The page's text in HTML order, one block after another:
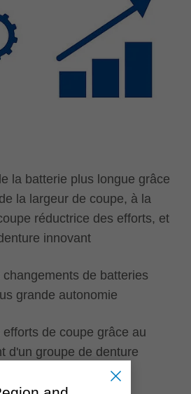
la batterie plus longue grâce
la largeur de coupe, à la
réductrice des efforts, et
innovant
de batteries
grande autonomie
de coupe grâce au
d'un groupe de denture